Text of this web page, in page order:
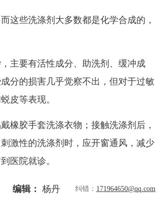
些洗涤剂大多数都是化学合成的，
要有活性成分、助洗剂、缓冲成
分的损害几乎觉察不出，但对于过敏
皮等表现。
胶手套洗涤衣物；接触洗涤剂后，
激性的洗涤剂时，应开窗通风，减少
医院就诊。
编辑： 杨丹 纠错： 171964650@qq.com